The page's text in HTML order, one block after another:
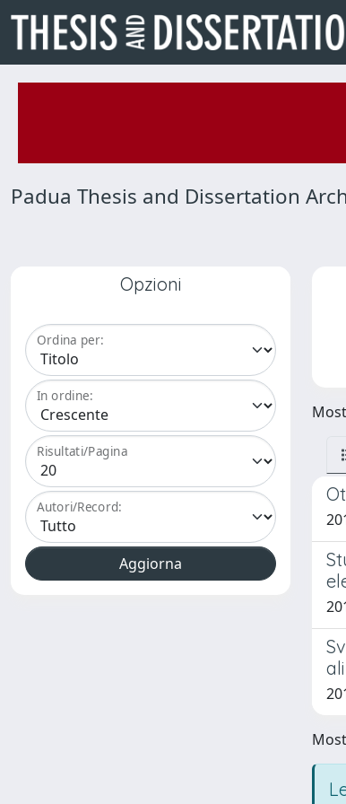
Padua Thesis and Dissertation
Opzioni
Ordina per:
In ordine:
Risultati/Pagina
Autori/Record: